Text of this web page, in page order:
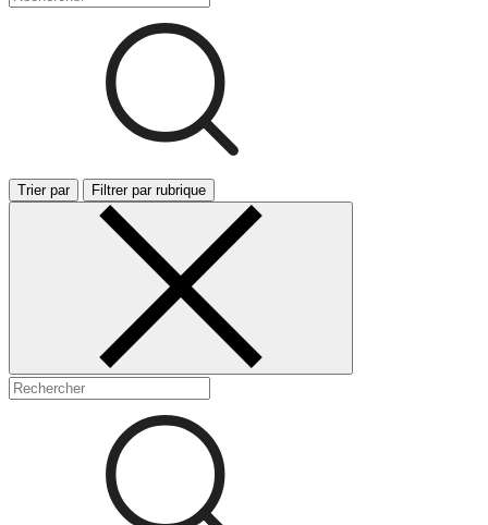
Trier par Filtrer par rubrique